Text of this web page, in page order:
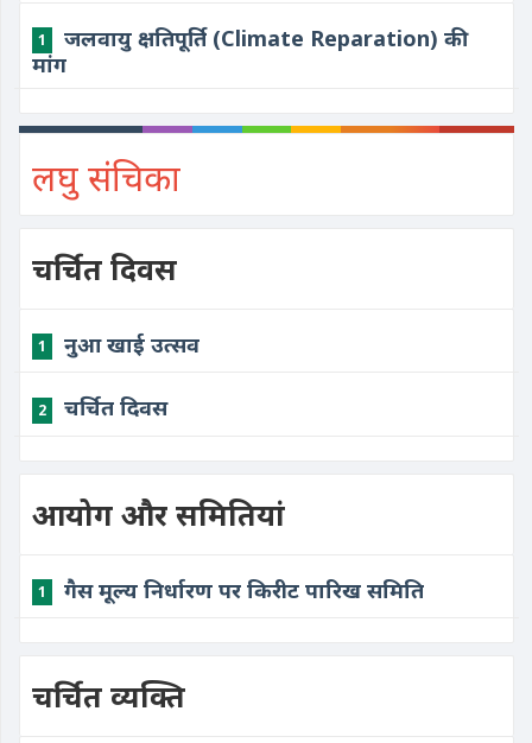
1
जलवायु क्षतिपूर्ति (Climate Reparation) की
मांग
लघु संचिका
चर्चित दिवस
1 नुआ खाई उत्सव
2 चर्चित दिवस
आयोग और समितियां
1 गैस मूल्य निर्धारण पर किरीट पारिख समिति
चर्चित व्यक्ति